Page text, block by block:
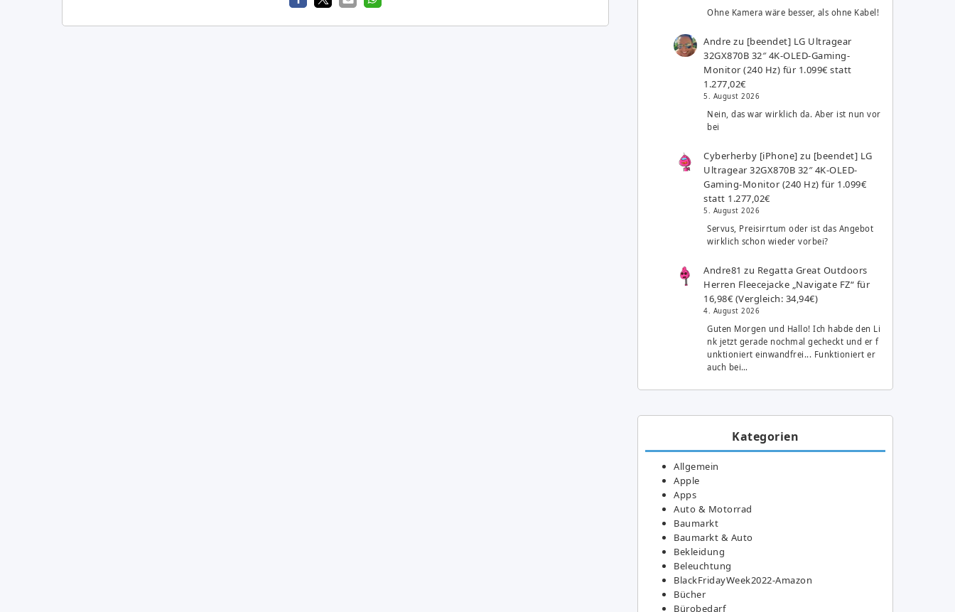
Ohne Kamera wäre besser, als ohne Kabel!
Andre zu [beendet] LG Ultragear
32GX870B 32″ 4K-OLED-Gaming-
Monitor (240 Hz) für 1.099€ statt
1.277,02€
5. August 2026
Nein, das war wirklich da. Aber ist nun vor
bei
Cyberherby [iPhone] zu [beendet] LG
Ultragear 32GX870B 32″ 4K-OLED-
Gaming-Monitor (240 Hz) für 1.099€
statt 1.277,02€
5. August 2026
Servus, Preisirrtum oder ist das Angebot
wirklich schon wieder vorbei?
Andre81 zu Regatta Great Outdoors
Herren Fleecejacke „Navigate FZ“ für
16,98€ (Vergleich: 34,94€)
4. August 2026
Guten Morgen und Hallo! Ich habde den Li
nk jetzt gerade nochmal gecheckt und er f
unktioniert einwandfrei... Funktioniert er
auch bei…
Kategorien
Allgemein
Apple
Apps
Auto & Motorrad
Baumarkt
Baumarkt & Auto
Bekleidung
Beleuchtung
BlackFridayWeek2022-Amazon
Bücher
Bürobedarf